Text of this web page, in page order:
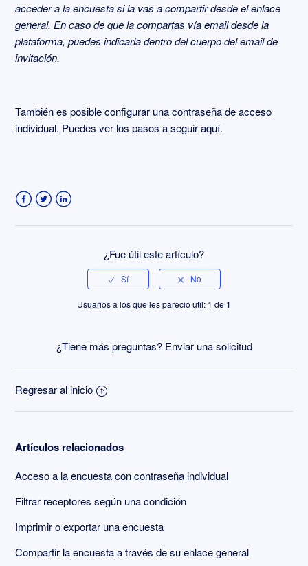
acceder a la encuesta si la vas a compartir desde el enlace
general. En caso de que la compartas vía email desde la
plataforma, puedes indicarla dentro del cuerpo del email de
invitación.
También es posible configurar una contraseña de acceso
individual. Puedes ver los pasos a seguiraquí.
¿Fue útil este artículo?
Usuarios a los que les pareció útil: 1 de 1
¿Tiene más preguntas? Enviar una solicitud
Regresar al inicio
Artículos relacionados
Acceso a la encuesta con contraseña individual
Filtrar receptores según una condición
Imprimir o exportar una encuesta
Compartir la encuesta a través de su enlace general